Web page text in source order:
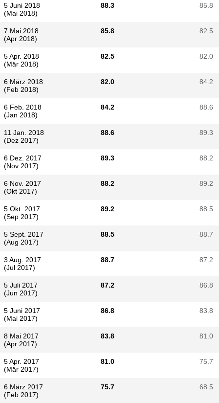
5 Juni 2018
(Mai 2018)
88.3 85.8
7 Mai 2018
(Apr 2018)
85.8 82.5
5 Apr. 2018
(Mär 2018)
82.5 82.0
6 März 2018
(Feb 2018)
82.0 84.2
6 Feb. 2018
(Jan 2018)
84.2 88.6
11 Jan. 2018
(Dez 2017)
88.6 89.3
6 Dez. 2017
(Nov 2017)
89.3 88.2
6 Nov. 2017
(Okt 2017)
88.2 89.2
5 Okt. 2017
(Sep 2017)
89.2 88.5
5 Sept. 2017
(Aug 2017)
88.5 88.7
3 Aug. 2017
(Jul 2017)
88.7 87.2
5 Juli 2017
(Jun 2017)
87.2 86.8
5 Juni 2017
(Mai 2017)
86.8 83.8
8 Mai 2017
(Apr 2017)
83.8 81.0
5 Apr. 2017
(Mär 2017)
81.0 75.7
6 März 2017
(Feb 2017)
75.7 68.5